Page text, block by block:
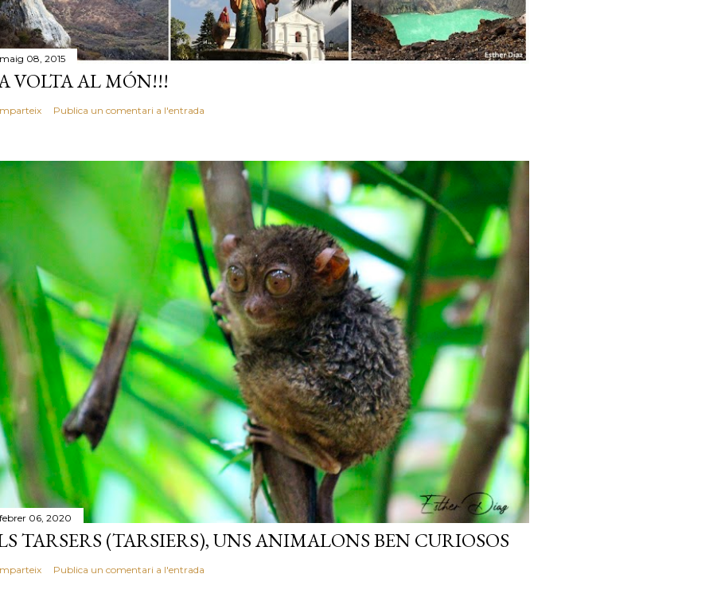
08, 2015
VOLTA AL MÓN!!!
Publica un comentari a l'entrada
06, 2020
TARSERS (TARSIERS), UNS ANIMALONS BEN CURIOSOS
Publica un comentari a l'entrada